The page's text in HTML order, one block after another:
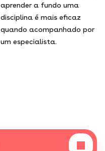
aprender a fundo uma
disciplina é mais eficaz
quando acompanhado por
um especialista.